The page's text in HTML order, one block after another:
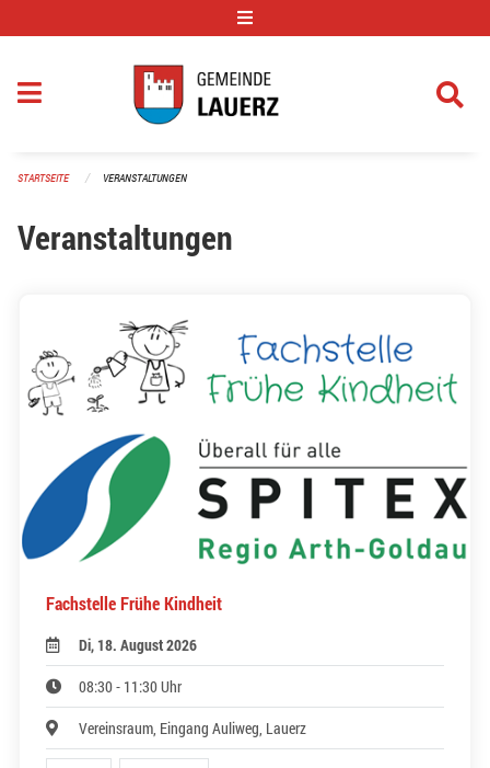
STARTSEITE VERANSTALTUNGEN
Veranstaltungen
Fachstelle Frühe Kindheit
Di, 18. August 2026
08:30 - 11:30 Uhr
Vereinsraum, Eingang Auliweg, Lauerz